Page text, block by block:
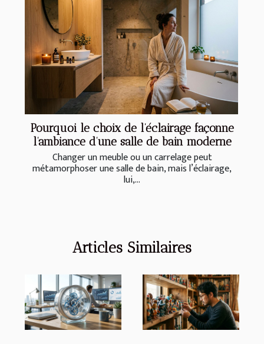
Pourquoi le choix de l’éclairage façonne
l’ambiance d’une salle de bain moderne
Changer un meuble ou un carrelage peut
métamorphoser une salle de bain, mais l’éclairage,
lui,...
Articles Similaires